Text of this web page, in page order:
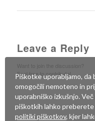
Leave a Reply
Want to join the discussion?
Feel free to contribute!
Za objavo komentarja se
Piškotke uporabljamo, da
omogočili nemoteno in
uporabniško izkušnjo. Več
piškotkih lahko preberete
politiki piškotkov, kjer